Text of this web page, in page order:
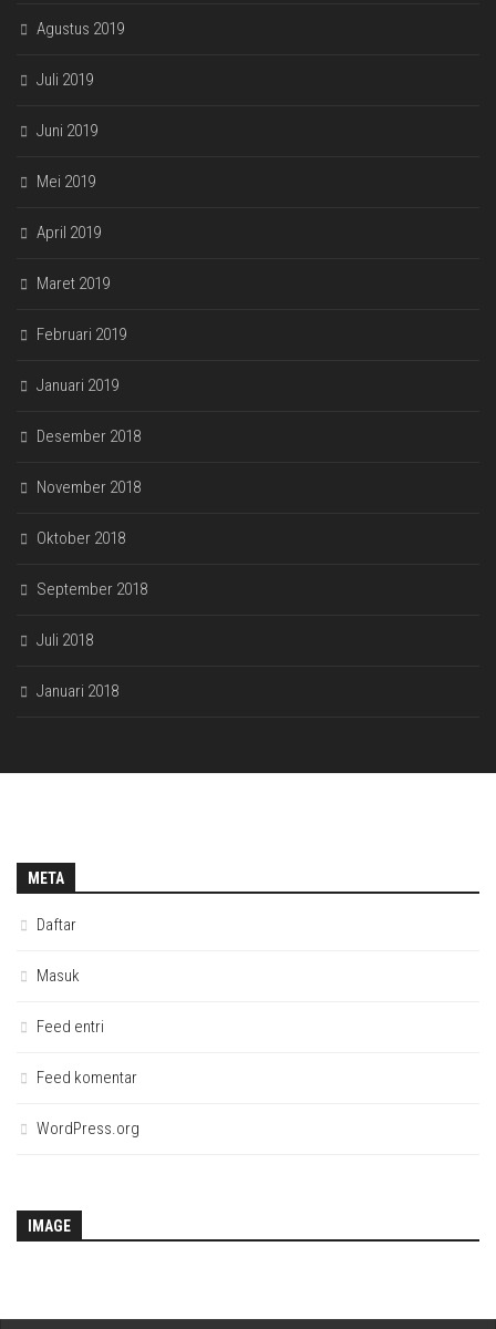
Agustus 2019
Juli 2019
Juni 2019
Mei 2019
April 2019
Maret 2019
Februari 2019
Januari 2019
Desember 2018
November 2018
Oktober 2018
September 2018
Juli 2018
Januari 2018
META
Daftar
Masuk
Feed entri
Feed komentar
WordPress.org
IMAGE